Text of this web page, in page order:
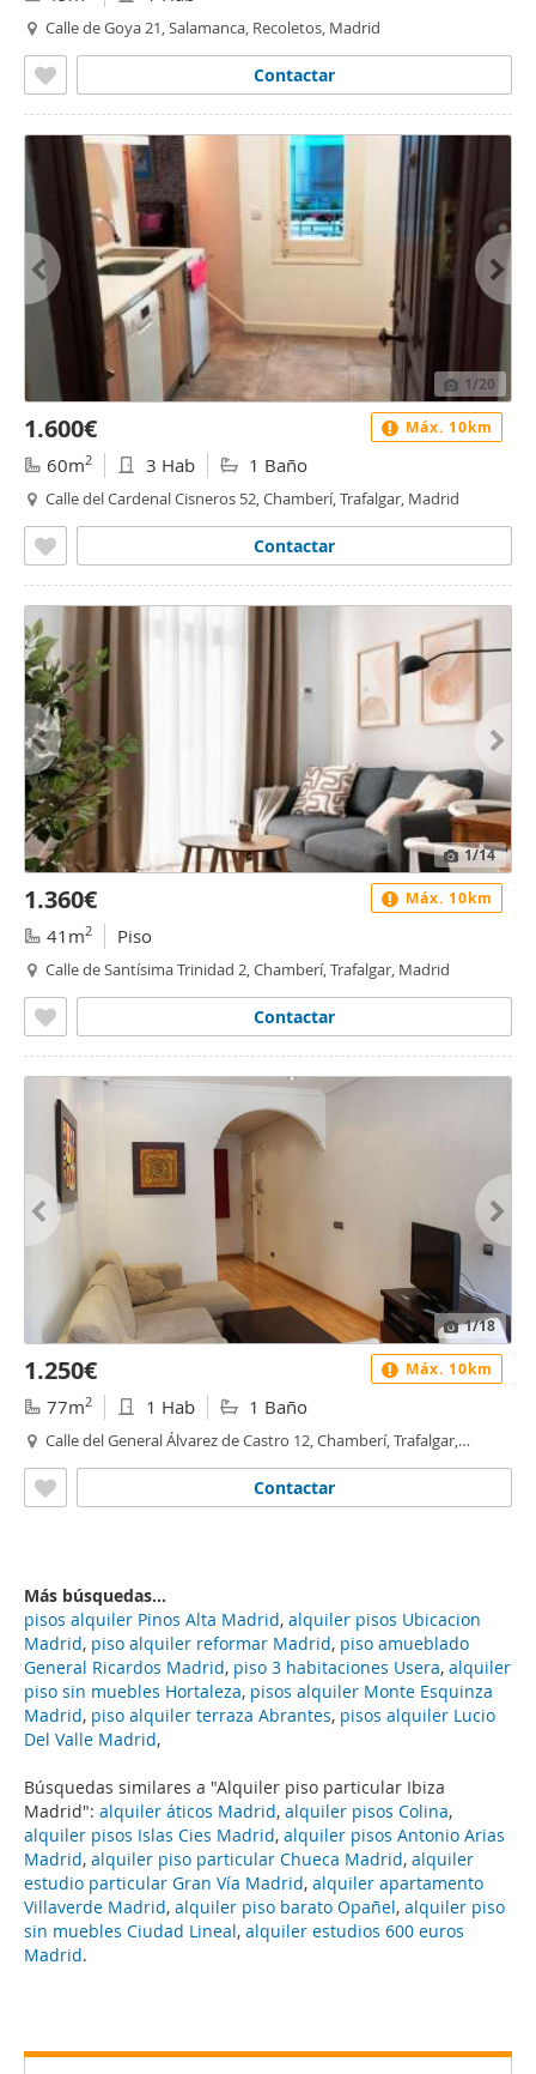
Búsquedas similares a "Alquiler piso particular Ibiza
Madrid": alquiler áticos Madrid, alquiler pisos Colina,
alquiler pisos Islas Cies Madrid, alquiler pisos Antonio Arias
Madrid, alquiler piso particular Chueca Madrid, alquiler
estudio particular Gran Vía Madrid, alquiler apartamento
Villaverde Madrid, alquiler piso barato Opañel, alquiler piso
sin muebles Ciudad Lineal, alquiler estudios 600 euros
Madrid.
Calle de Goya 21, Salamanca, Recoletos, Madrid
Contactar
1/20
1.600€
60m2 3 Hab 1 Baño
Calle del Cardenal Cisneros 52, Chamberí, Trafalgar, Madrid
Contactar
Máx. 10km
1/14
1.360€
41m2 Piso
Calle de Santísima Trinidad 2, Chamberí, Trafalgar, Madrid
Contactar
Máx. 10km
1/18
1.250€
77m2 1 Hab 1 Baño
Calle del General Álvarez de Castro 12, Chamberí, Trafalgar,
Contactar
Máx. 10km
Más búsquedas...
pisos alquiler Pinos Alta Madrid, alquiler pisos Ubicacion
Madrid, piso alquiler reformar Madrid, piso amueblado
General Ricardos Madrid, piso 3 habitaciones Usera, alquiler
piso sin muebles Hortaleza, pisos alquiler Monte Esquinza
Madrid, piso alquiler terraza Abrantes, pisos alquiler Lucio
Del Valle Madrid,